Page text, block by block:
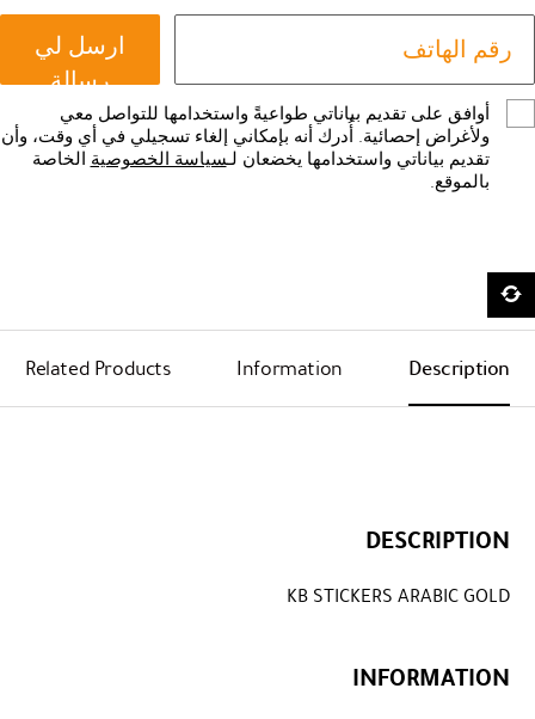
ارسل لي
رسالة
أوافق على تقديم بياناتي طواعيةً واستخدامها للتواصل معي
ولأغراض إحصائية. أُدرك أنه بإمكاني إلغاء تسجيلي في أي وقت، وأن
تقديم بياناتي واستخدامها يخضعان لـسياسة الخصوصية الخاصة
بالموقع.
Description
Information
Related Products
DESCRIPTION
KB STICKERS ARABIC GOLD
INFORMATION